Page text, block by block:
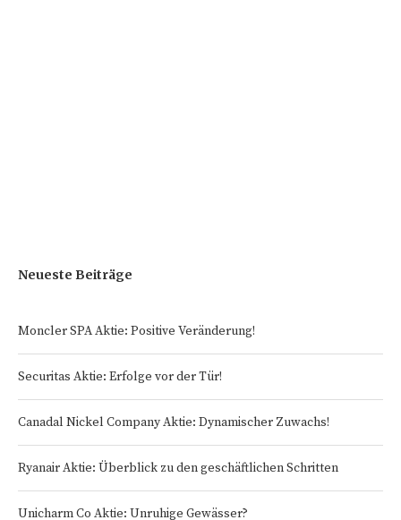
Neueste Beiträge
Moncler SPA Aktie: Positive Veränderung!
Securitas Aktie: Erfolge vor der Tür!
Canadal Nickel Company Aktie: Dynamischer Zuwachs!
Ryanair Aktie: Überblick zu den geschäftlichen Schritten
Unicharm Co Aktie: Unruhige Gewässer?